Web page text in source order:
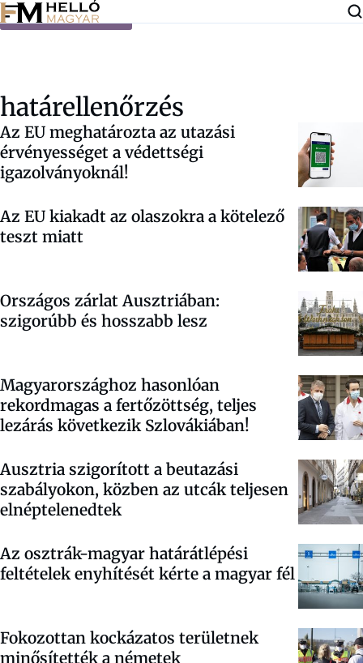
Ugrás a tartalomra
határellenőrzés
Az EU meghatározta az utazási
érvényességet a védettségi
igazolványoknál!
Az EU kiakadt az olaszokra a kötelező
teszt miatt
Országos zárlat Ausztriában:
szigorúbb és hosszabb lesz
Magyarországhoz hasonlóan
rekordmagas a fertőzöttség, teljes
lezárás következik Szlovákiában!
Ausztria szigorított a beutazási
szabályokon, közben az utcák teljesen
elnéptelenedtek
Az osztrák-magyar határátlépési
feltételek enyhítését kérte a magyar fél
Fokozottan kockázatos területnek
minősítették a németek